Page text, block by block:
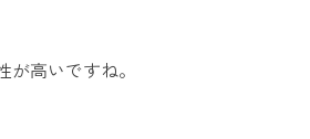
高いですね。